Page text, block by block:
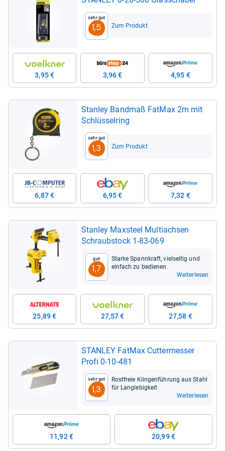
Sehr gut
1,5 Zum Produkt
3,95 € 3,96 € 4,95 €
Stan­ley Band­maß Fat­Max 2m mit
Schlüs­sel­ring
Sehr gut
1,3 Zum Produkt
6,87 € 6,95 € 7,32 €
Stan­ley Max­steel Mul­tiach­sen
Schraub­stock 1-​83-​069
Gut
1,7
Starke Spann­kraft, viel­sei­tig und
ein­fach zu bedie­nen
Weiterlesen
25,89 € 27,57 € 27,58 €
STAN­LEY Fat­Max Cut­ter­mes­ser
Profi 0-​10-​481
Sehr gut
1,3
Rost­freie Klin­gen­füh­rung aus Stahl
für Lang­le­big­keit
Weiterlesen
11,92 € 20,99 €